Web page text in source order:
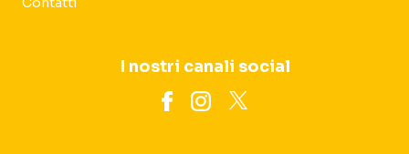
I nostri canali social